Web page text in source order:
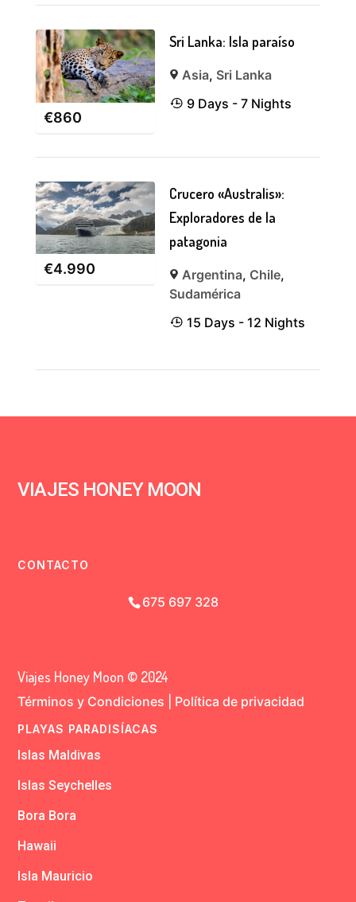
€860
Sri Lanka: Isla paraíso
Asia, Sri Lanka
9 Days - 7 Nights
€4.990
Crucero «Australis»:
Exploradores de la
patagonia
Argentina, Chile,
Sudamérica
15 Days - 12 Nights
VIAJES HONEY MOON
CONTACTO
675 697 328
Viajes Honey Moon © 2024
Términos y Condiciones Política de privacidad
PLAYAS PARADISÍACAS
Islas Maldivas
Islas Seychelles
Bora Bora
Hawaii
Isla Mauricio